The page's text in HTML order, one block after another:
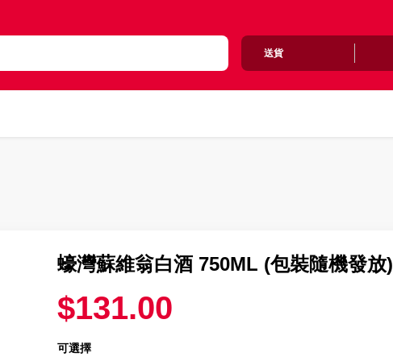
送貨
蠔灣蘇維翁白酒 750ML (包裝隨機發放)
$131.00
可選擇